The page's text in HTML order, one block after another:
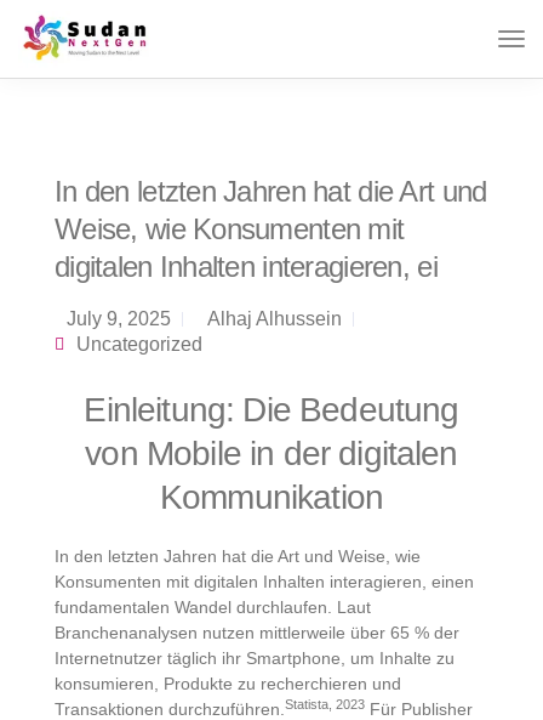
In den letzten Jahren hat die Art und
Weise, wie Konsumenten mit
digitalen Inhalten interagieren, ei
July 9, 2025
Alhaj Alhussein
Uncategorized
Einleitung: Die Bedeutung
von Mobile in der digitalen
Kommunikation
In den letzten Jahren hat die Art und Weise, wie
Konsumenten mit digitalen Inhalten interagieren, einen
fundamentalen Wandel durchlaufen. Laut
Branchenanalysen nutzen mittlerweile über 65 % der
Internetnutzer täglich ihr Smartphone, um Inhalte zu
konsumieren, Produkte zu recherchieren und
Transaktionen durchzuführen. Statista, 2023 Für Publisher